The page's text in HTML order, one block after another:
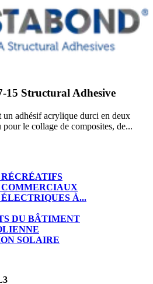
15 Structural Adhesive
un adhésif acrylique durci en deux
le collage de composites, de...
À...
DU BÂTIMENT
SOLAIRE